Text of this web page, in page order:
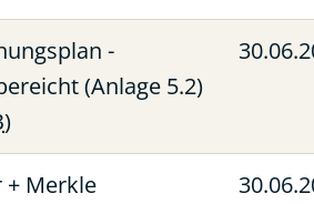
-
(Anlage 5.2)
)
+ Merkle